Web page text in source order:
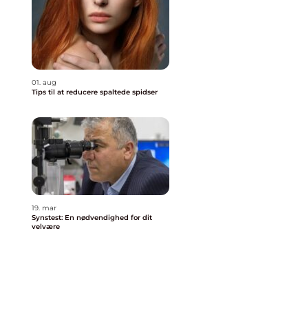
01. aug
Tips til at reducere spaltede spidser
19. mar
Synstest: En nødvendighed for dit
velvære